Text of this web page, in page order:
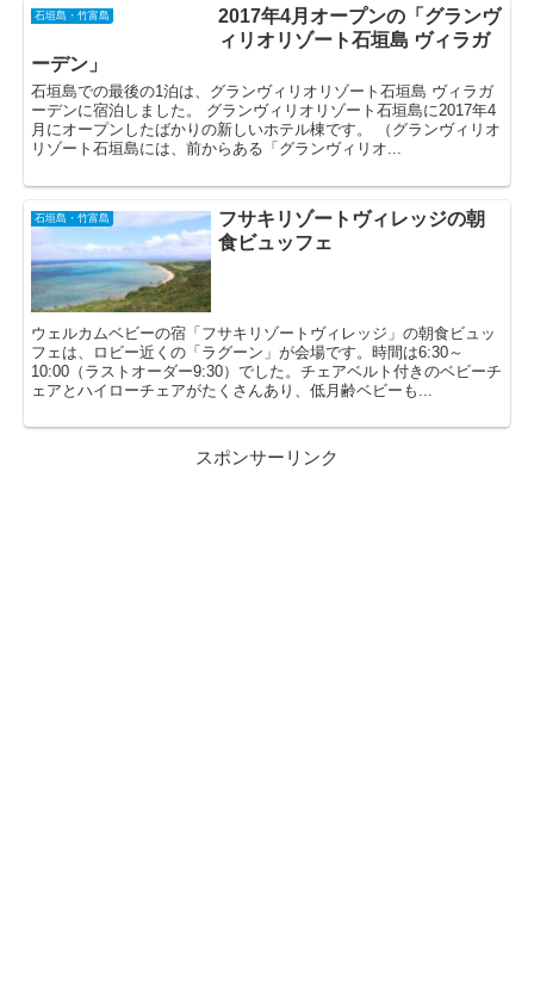
石垣島・竹富島
2017年4月オープンの「グランヴ
ィリオリゾート石垣島 ヴィラガ
ーデン」
石垣島での最後の1泊は、グランヴィリオリゾート石垣島 ヴィラガ
ーデンに宿泊しました。 グランヴィリオリゾート石垣島に2017年4
月にオープンしたばかりの新しいホテル棟です。 （グランヴィリオ
リゾート石垣島には、前からある「グランヴィリオ...
石垣島・竹富島
フサキリゾートヴィレッジの朝
食ビュッフェ
ウェルカムベビーの宿「フサキリゾートヴィレッジ」の朝食ビュッ
フェは、ロビー近くの「ラグーン」が会場です。時間は6:30～
10:00（ラストオーダー9:30）でした。チェアベルト付きのベビーチ
ェアとハイローチェアがたくさんあり、低月齢ベビーも...
スポンサーリンク